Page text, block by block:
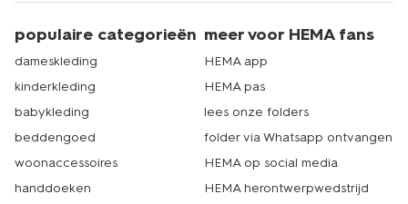
populaire categorieën
dameskleding
kinderkleding
babykleding
beddengoed
woonaccessoires
handdoeken
meer voor HEMA fans
HEMA app
HEMA pas
lees onze folders
folder via Whatsapp ontvangen
HEMA op social media
HEMA herontwerpwedstrijd